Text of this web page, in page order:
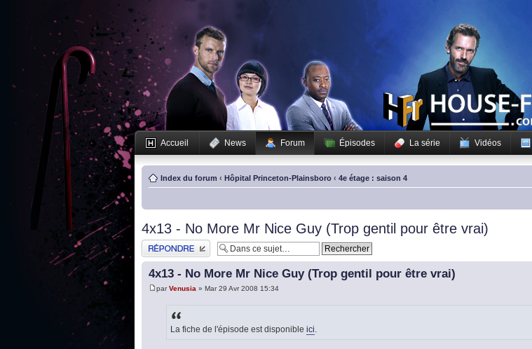
Accueil News Forum Épisodes La série Vidéos
Index du forum ‹ Hôpital Princeton-Plainsboro ‹ 4e étage : saison 4
4x13 - No More Mr Nice Guy (Trop gentil pour être vrai)
Publier une réponse
4x13 - No More Mr Nice Guy (Trop gentil pour être vrai)
parVenusia » Mar 29 Avr 2008 15:34
La fiche de l'épisode est disponible ici.